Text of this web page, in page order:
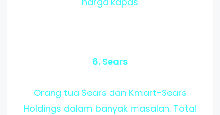
6. Sears
Orang tua Sears dan Kmart-Sears
Holdings dalam banyak masalah. Total